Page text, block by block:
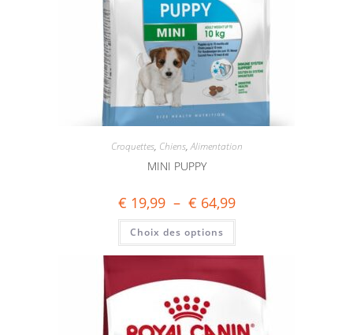
Croquettes, Chiens,Alimentation
MINI PUPPY
€ 19,99 – € 64,99
Choix des options